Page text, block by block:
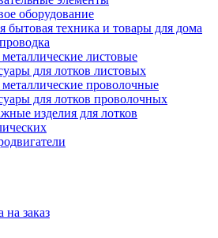
оборудование
бытовая техника и товары для дома
листовые
для лотков листовых
проволочные
для лотков проволочных
изделия для лотков
заказ